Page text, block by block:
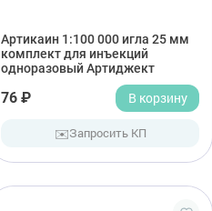
Артикаин 1:100 000 игла 25 мм
комплект для инъекций
одноразовый Артиджект
76 ₽ В корзину
✉️Запросить КП